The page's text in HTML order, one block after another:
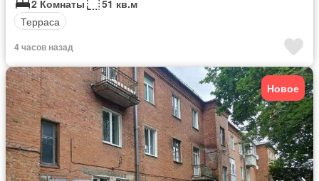
2 Комнаты
51 кв.м
Терраса
4 часов назад
Новое